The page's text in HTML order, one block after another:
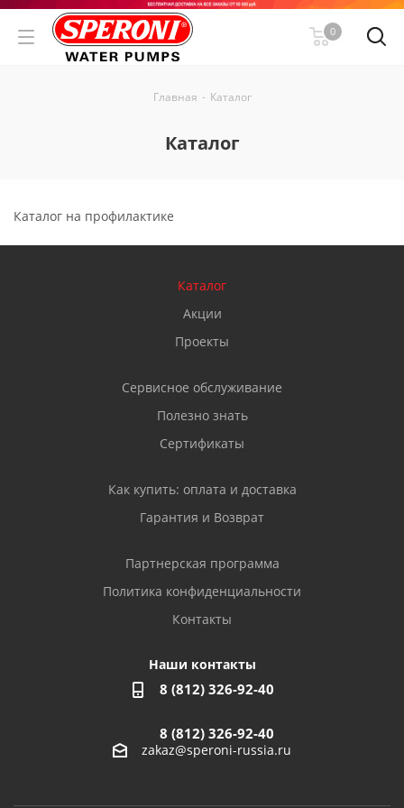
0
Главная - Каталог
Каталог
Каталог на профилактике
Каталог
Акции
Проекты
Сервисное обслуживание
Полезно знать
Сертификаты
Как купить: оплата и доставка
Гарантия и Возврат
Партнерская программа
Политика конфиденциальности
Контакты
Наши контакты
8 (812) 326-92-40
8 (812) 326-92-40
zakaz@speroni-russia.ru